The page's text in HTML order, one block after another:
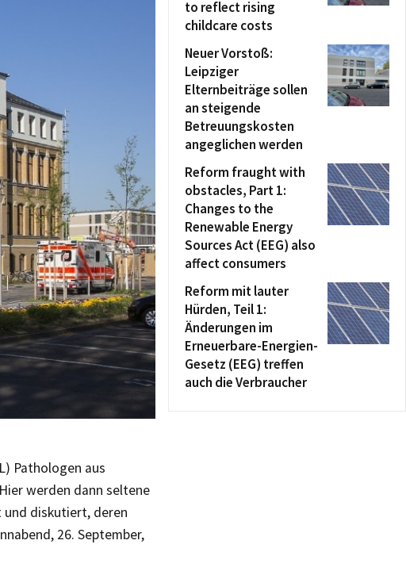
Pathologen aus
werden dann seltene
diskutiert, deren
26. September,
to reflect rising
childcare costs
Neuer Vorstoß:
Leipziger
Elternbeiträge sollen
an steigende
Betreuungskosten
angeglichen werden
Reform fraught with
obstacles, Part 1:
Changes to the
Renewable Energy
Sources Act (EEG) also
affect consumers
Reform mit lauter
Hürden, Teil 1:
Änderungen im
Erneuerbare-Energien-
Gesetz (EEG) treffen
auch die Verbraucher